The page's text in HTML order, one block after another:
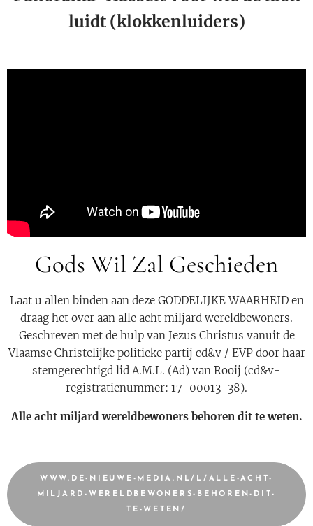
luidt (klokkenluiders)
Gods Wil Zal Geschieden
Laat u allen binden aan deze GODDELIJKE WAARHEID en
draag het over aan alle acht miljard wereldbewoners.
Geschreven met de hulp van Jezus Christus vanuit de
Vlaamse Christelijke politieke partij cd&v / EVP door haar
stemgerechtigd lid A.M.L. (Ad) van Rooij (cd&v-
registratienummer: 17-00013-38).
Alle acht miljard wereldbewoners behoren dit te weten.
WWW.DE-NIEUWE-MEDIA.NL/L/ALLE-ACHT-
MILJARD-WERELDBEWONERS-BEHOREN-DIT-
TE-WETEN/